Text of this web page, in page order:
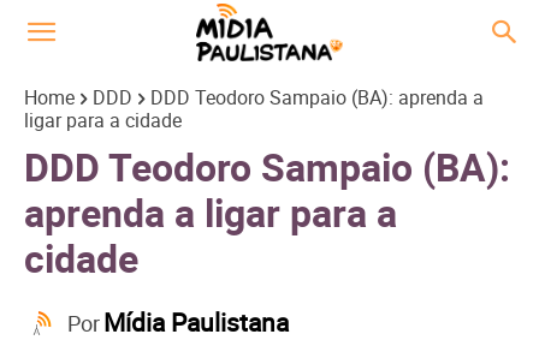
Home DDD
DDD Teodoro Sampaio (BA): aprenda a
ligar para a cidade
DDD Teodoro Sampaio (BA):
aprenda a ligar para a
cidade
PorMídia Paulistana